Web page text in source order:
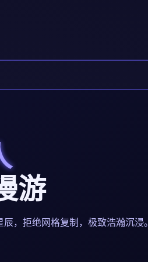
游
，拒绝网格复制，极致浩瀚沉浸。